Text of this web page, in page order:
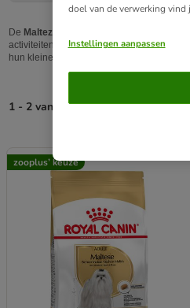
De Maltezer
, gekenmerkt door een
activiteiten en sporten. Hun witte,
hun kleine kaken en sterke tanden zijn
1 - 2 van 2 producten
zooplus’ keuze
doel van de verwerking vind
Instellingen aanpassen